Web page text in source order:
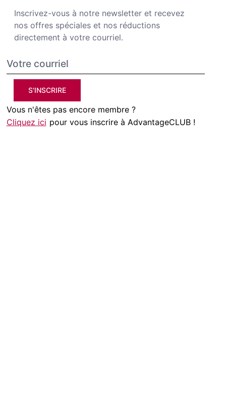
Inscrivez-vous à notre newsletter et recevez
nos offres spéciales et nos réductions
directement à votre courriel.
S'INSCRIRE
Vous n'êtes pas encore membre ?
Cliquez ici pour vous inscrire à AdvantageCLUB !